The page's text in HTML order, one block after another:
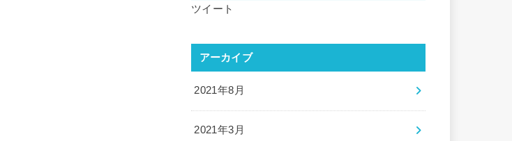
ツイート
アーカイブ
2021年8月
2021年3月